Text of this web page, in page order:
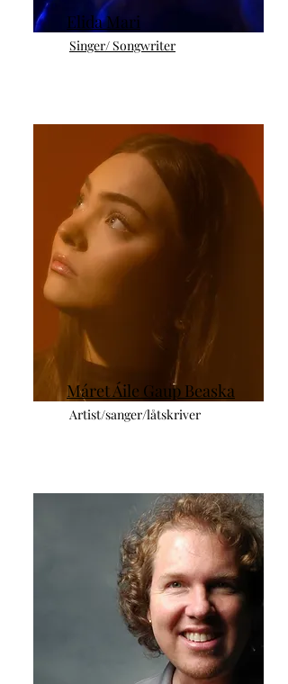
Elida Mari
Singer/ Songwriter
Máret Áile Gaup Beaska
Artist/sanger/låtskriver